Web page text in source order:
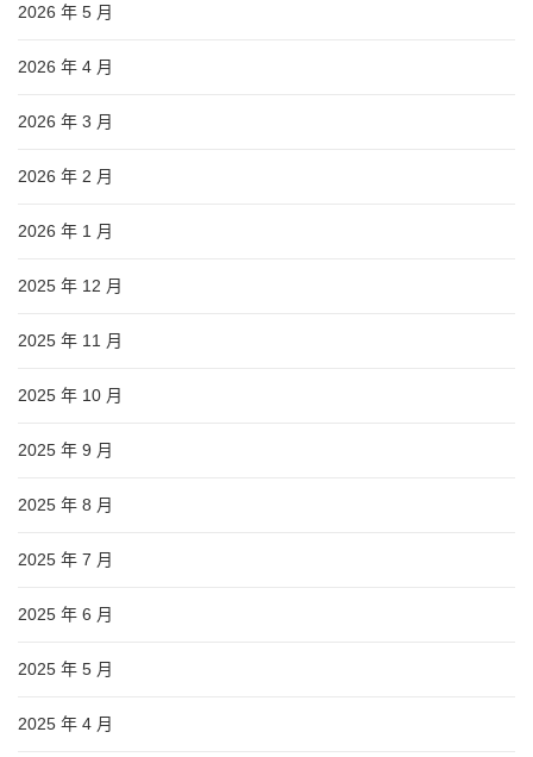
2026 年 5 月
2026 年 4 月
2026 年 3 月
2026 年 2 月
2026 年 1 月
2025 年 12 月
2025 年 11 月
2025 年 10 月
2025 年 9 月
2025 年 8 月
2025 年 7 月
2025 年 6 月
2025 年 5 月
2025 年 4 月